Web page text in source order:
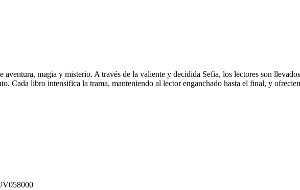
aventura, magia y misterio. A través de la valiente y decidida Sefia, los lectores son
Cada libro intensifica la trama, manteniendo al lector enganchado hasta el final, y